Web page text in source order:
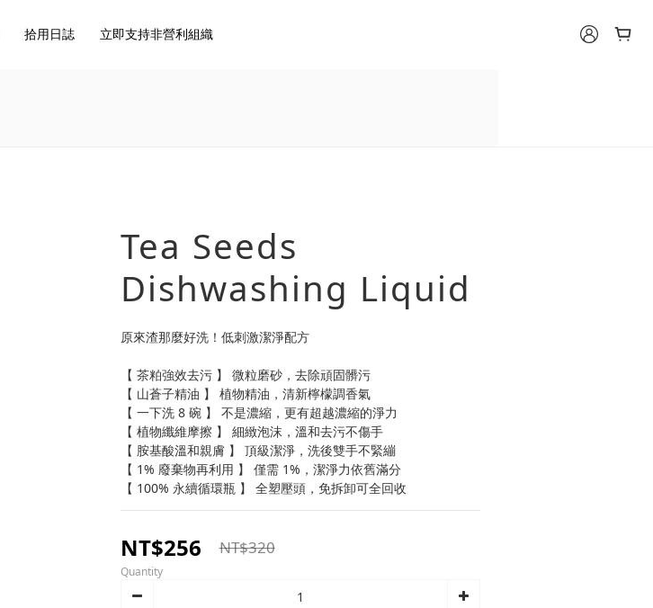
拾用日誌 立即支持非營利組織
Tea Seeds
Dishwashing Liquid
原來渣那麼好洗！低刺激潔淨配方
【 茶粕強效去污 】 微粒磨砂，去除頑固髒污
【 山蒼子精油 】 植物精油，清新檸檬調香氣
【 一下洗 8 碗 】 不是濃縮，更有超越濃縮的淨力
【 植物纖維摩擦 】 細緻泡沫，溫和去污不傷手
【 胺基酸溫和親膚 】 頂級潔淨，洗後雙手不緊繃
【 1% 廢棄物再利用 】 僅需 1%，潔淨力依舊滿分
【 100% 永續循環瓶 】 全塑壓頭，免拆卸可全回收
NT$256 NT$320
Quantity